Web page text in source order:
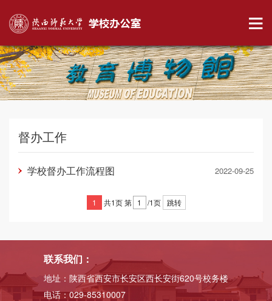
督办工作
学校督办工作流程图 2022-09-25
1 共1页 第 /1页 跳转
联系我们：
地址：陕西省西安市长安区西长安街620号校务楼
电话：029-85310007